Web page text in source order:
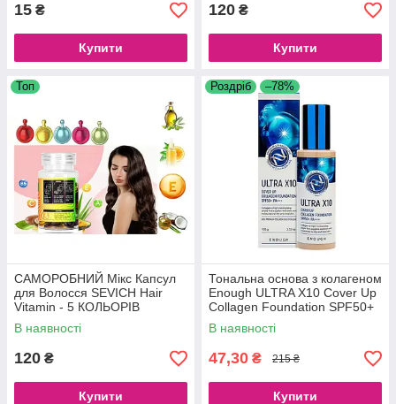
15 ₴
Купити
120 ₴
Купити
Топ
САМОРОБНИЙ Мікс Капсул
для Волосся SEVICH Hair
Vitamin - 5 КОЛЬОРІВ
(Червоні, Жовті, Блакитні,
Рожеві, Зелені), 30 капсул
В наявності
120 ₴
Купити
Роздріб –78%
Тональна основа з колагеном
Enough ULTRA X10 Cover Up
Collagen Foundation SPF50+
PA+++ No13 (100 g)
В наявності
47,30 ₴ 215 ₴
Купити